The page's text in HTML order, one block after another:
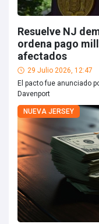
Resuelve NJ
ordena pago
afectados
29 Julio 2026, 12:47
El pacto fue anunciado
Davenport
NUEVA JERSEY